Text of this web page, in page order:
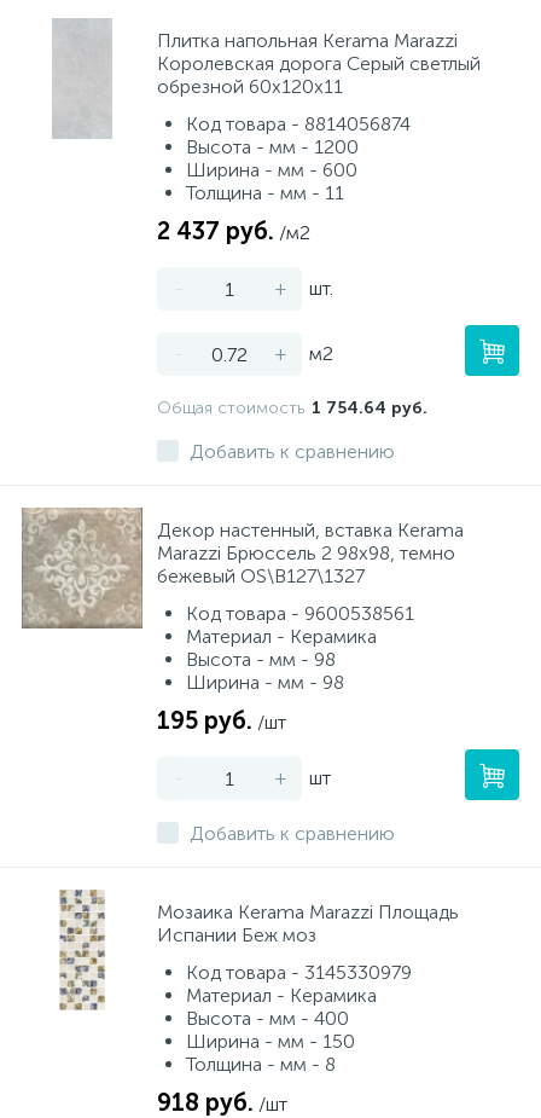
Плитка напольная Kerama Marazzi
Королевская дорога Серый светлый
обрезной 60х120x11
Код товара - 8814056874
Высота - мм - 1200
Ширина - мм - 600
Толщина - мм - 11
2 437 руб. /м2
- + шт.
- + м2
Общая стоимость 1 754.64 руб.
Добавить к сравнению
Декор настенный, вставка Kerama
Marazzi Брюссель 2 98х98, темно
бежевый OS\B127\1327
Код товара - 9600538561
Материал - Керамика
Высота - мм - 98
Ширина - мм - 98
195 руб. /шт
- + шт
Добавить к сравнению
Мозаика Kerama Marazzi Площадь
Испании Беж моз
Код товара - 3145330979
Материал - Керамика
Высота - мм - 400
Ширина - мм - 150
Толщина - мм - 8
918 руб. /шт